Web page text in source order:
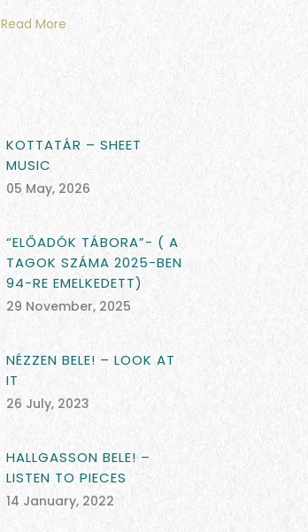
Read More
KOTTATÁR – SHEET
MUSIC
05 May, 2026
“ELŐADÓK TÁBORA”- ( A
TAGOK SZÁMA 2025-BEN
94-RE EMELKEDETT)
29 November, 2025
NÉZZEN BELE! – LOOK AT
IT
26 July, 2023
HALLGASSON BELE! –
LISTEN TO PIECES
14 January, 2022